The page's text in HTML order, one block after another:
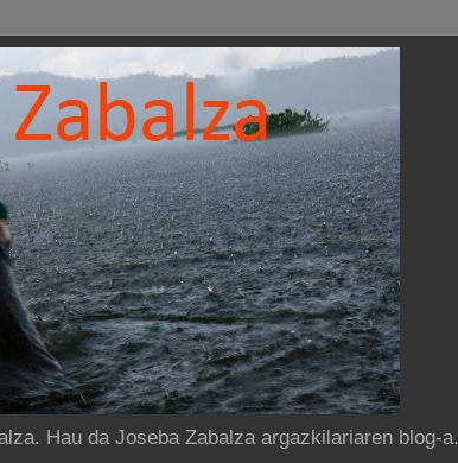
Hau da Joseba Zabalza argazkilariaren blog-a.